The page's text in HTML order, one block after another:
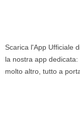
Scarica l'App Ufficiale
la nostra app
molto altro, tutto a